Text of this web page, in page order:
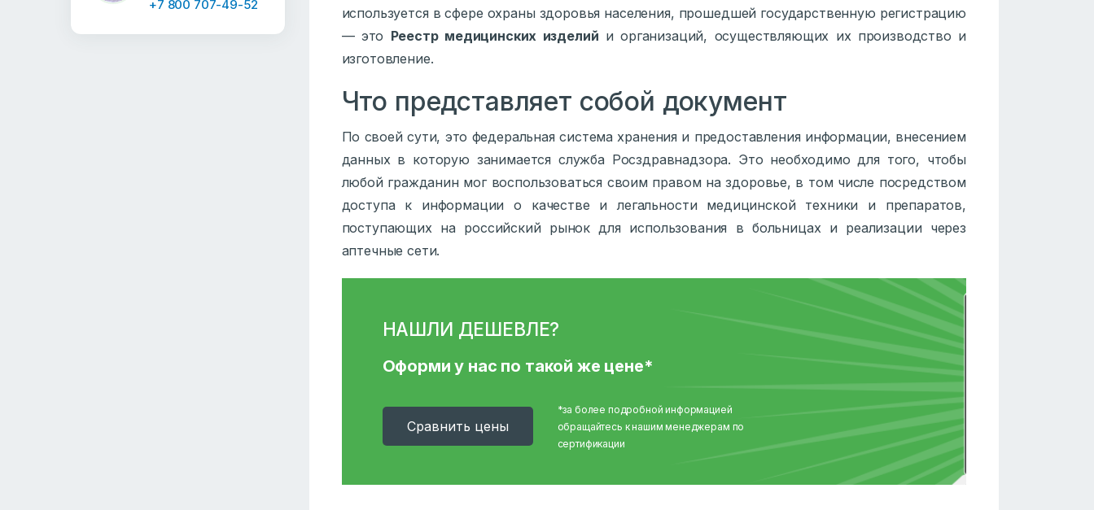
+7 800 707-49-52
используется в сфере охраны здоровья населения, прошедшей государственную регистрацию
— это Реестр медицинских изделий и организаций, осуществляющих их производство и
изготовление.
Что представляет собой документ
По своей сути, это федеральная система хранения и предоставления информации, внесением
данных в которую занимается служба Росздравнадзора. Это необходимо для того, чтобы
любой гражданин мог воспользоваться своим правом на здоровье, в том числе посредством
доступа к информации о качестве и легальности медицинской техники и препаратов,
поступающих на российский рынок для использования в больницах и реализации через
аптечные сети.
НАШЛИ ДЕШЕВЛЕ?
Оформи у нас по такой же цене*
Cравнить цены
*за более подробной информацией
обращайтесь к нашим менеджерам по
сертификации